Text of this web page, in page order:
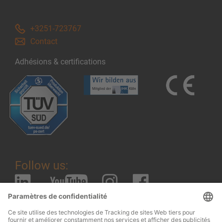
+3251-723767
Contact
Adhésions & certifications
Follow us: